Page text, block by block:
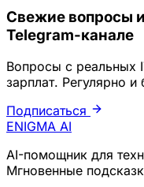
Свежие вопросы
Telegram-канале
Вопросы с реальных
зарплат. Регулярно и
Подписаться
ENIGMA AI
AI-помощник для
Мгновенные